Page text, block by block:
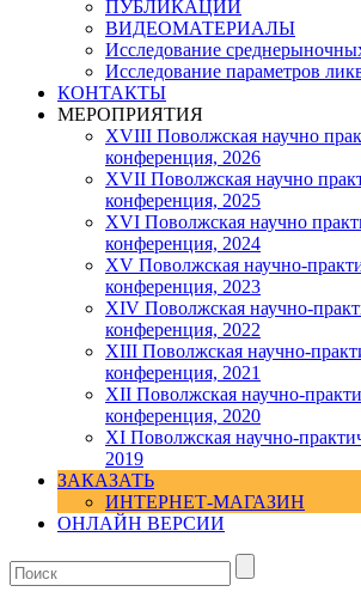
ПУБЛИКАЦИИ
ВИДЕОМАТЕРИАЛЫ
Исследование
Исследование параметров
КОНТАКТЫ
МЕРОПРИЯТИЯ
XVIII Поволжская научно
конференция, 2026
XVII Поволжская научно
конференция, 2025
XVI Поволжская научно
конференция, 2024
ХV Поволжская научно-
конференция, 2023
ХIV Поволжская научно-
конференция, 2022
ХIII Поволжская научно-
конференция, 2021
ХII Поволжская научно-
конференция, 2020
XI Поволжская научно-
2019
ЗАКАЗАТЬ
ИНТЕРНЕТ-МАГАЗИН
ОНЛАЙН ВЕРСИИ